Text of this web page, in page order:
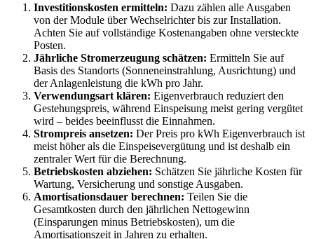
Investitionskosten ermitteln: Dazu zählen alle Ausgaben
von der Module über Wechselrichter bis zur Installation.
Achten Sie auf vollständige Kostenangaben ohne versteckte
Posten.
Jährliche Stromerzeugung schätzen: Ermitteln Sie auf
Basis des Standorts (Sonneneinstrahlung, Ausrichtung) und
der Anlagenleistung die kWh pro Jahr.
Verwendungsart klären: Eigenverbrauch reduziert den
Gestehungspreis, während Einspeisung meist gering vergütet
wird – beides beeinflusst die Einnahmen.
Strompreis ansetzen: Der Preis pro kWh Eigenverbrauch ist
meist höher als die Einspeisevergütung und ist deshalb ein
zentraler Wert für die Berechnung.
Betriebskosten abziehen: Schätzen Sie jährliche Kosten für
Wartung, Versicherung und sonstige Ausgaben.
Amortisationsdauer berechnen: Teilen Sie die
Gesamtkosten durch den jährlichen Nettogewinn
(Einsparungen minus Betriebskosten), um die
Amortisationszeit in Jahren zu erhalten.